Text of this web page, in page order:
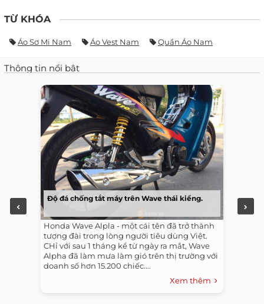
TỪ KHÓA
Áo Sơ Mi Nam Áo Vest Nam Quần Áo Nam
Thông tin nổi bật
Độ đá chống tắt máy trên Wave thái kiểng.
Honda Wave Alpla - một cái tên đã trở thành
tượng đài trong lòng người tiêu dùng Việt.
CHỉ với sau 1 tháng kể từ ngày ra mắt, Wave
Alpha đã làm mưa làm gió trên thị trường với
doanh số hơn 15.200 chiếc....
Xem thêm